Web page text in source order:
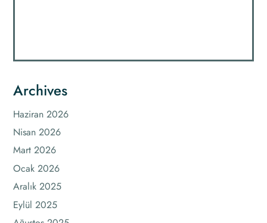
Archives
Haziran 2026
Nisan 2026
Mart 2026
Ocak 2026
Aralık 2025
Eylül 2025